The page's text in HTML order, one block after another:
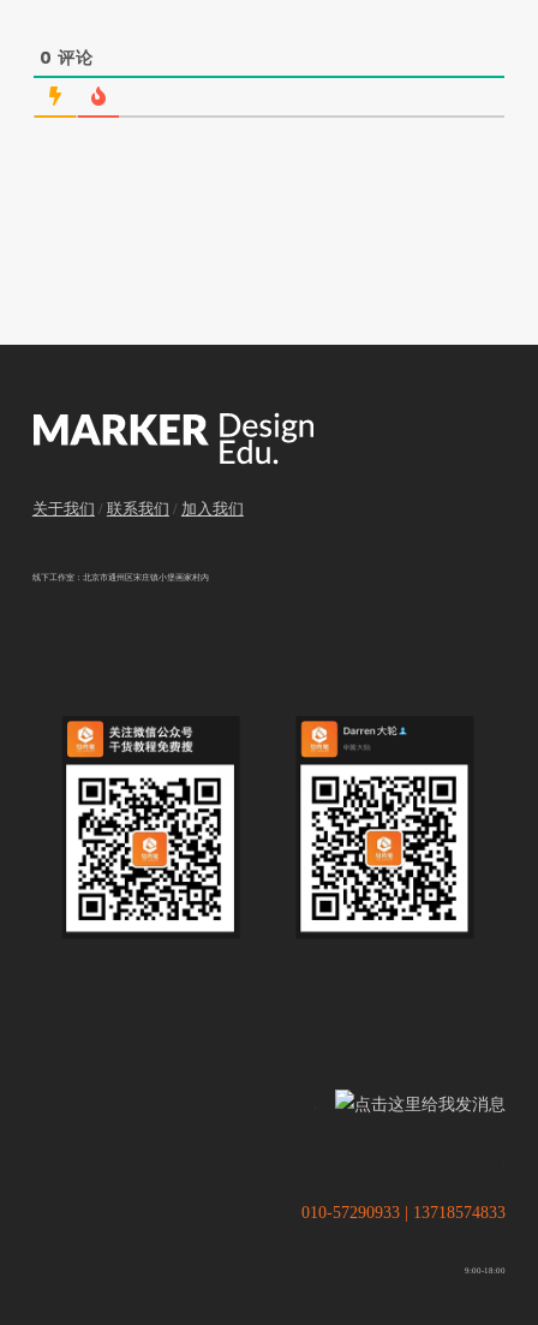
0 评论
关于我们 / 联系我们 / 加入我们
线下工作室：北京市通州区宋庄镇小堡画家村内
010-57290933 | 13718574833
9:00-18:00